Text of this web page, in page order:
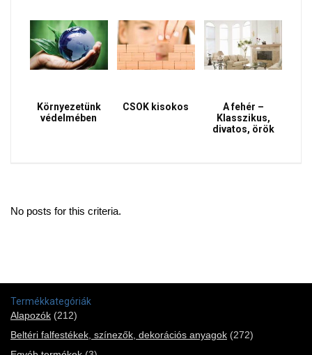
Környezetünk
védelmében
CSOK kisokos
A fehér –
Klasszikus,
divatos, örök
No posts for this criteria.
Termékkategóriák
Alapozók (212)
Beltéri falfestékek, színezők, dekorációs anyagok (272)